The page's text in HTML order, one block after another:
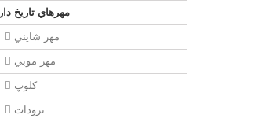
مهرهاي تاريخ دار
مهر شايني
مهر موبي
کلوپ
ترودات